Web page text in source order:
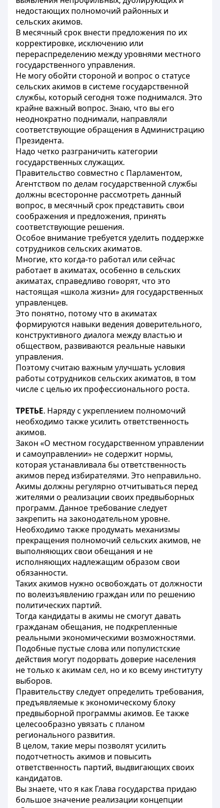
недостающих полномочий районных и
сельских акимов.
В месячный срок внести предложения по их
корректировке, исключению или
перераспределению между уровнями местного
государственного управления.
Не могу обойти стороной и вопрос о статусе
сельских акимов в системе государственной
службы, который сегодня тоже поднимался. Это
крайне важный вопрос. Знаю, что вы его
неоднократно поднимали, направляли
соответствующие обращения в Администрацию
Президента.
Надо четко разграничить категории
государственных служащих.
Правительство совместно с Парламентом,
Агентством по делам государственной службы
должны всесторонне рассмотреть данный
вопрос, в месячный срок представить свои
соображения и предложения, принять
соответствующие решения.
Особое внимание требуется уделить поддержке
сотрудников сельских акиматов.
Многие, кто когда-то работал или сейчас
работает в акиматах, особенно в сельских
акиматах, справедливо говорят, что это
настоящая «школа жизни» для государственных
управленцев.
Это понятно, потому что в акиматах
формируются навыки ведения доверительного,
конструктивного диалога между властью и
обществом, развиваются реальные навыки
управления.
Поэтому считаю важным улучшать условия
работы сотрудников сельских акиматов, в том
числе с целью их профессионального роста.
ТРЕТЬЕ. Наряду с укреплением полномочий
необходимо также усилить ответственность
акимов.
Закон «О местном государственном управлении
и самоуправлении» не содержит нормы,
которая устанавливала бы ответственность
акимов перед избирателями. Это неправильно.
Акимы должны регулярно отчитываться перед
жителями о реализации своих предвыборных
программ. Данное требование следует
закрепить на законодательном уровне.
Необходимо также продумать механизмы
прекращения полномочий сельских акимов, не
выполняющих свои обещания и не
исполняющих надлежащим образом свои
обязанности.
Таких акимов нужно освобождать от должности
по волеизъявлению граждан или по решению
политических партий.
Тогда кандидаты в акимы не смогут давать
гражданам обещания, не подкрепленные
реальными экономическими возможностями.
Подобные пустые слова или популистские
действия могут подорвать доверие населения
не только к акимам сел, но и ко всему институту
выборов.
Правительству следует определить требования,
предъявляемые к экономическому блоку
предвыборной программы акимов. Ее также
целесообразно увязать с планом
регионального развития.
В целом, такие меры позволят усилить
подотчетность акимов и повысить
ответственность партий, выдвигающих своих
кандидатов.
Вы знаете, что я как Глава государства придаю
большое значение реализации концепции